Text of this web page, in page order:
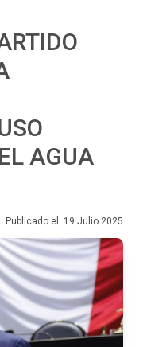
AGUA
Publicado el: 19 Julio 2025